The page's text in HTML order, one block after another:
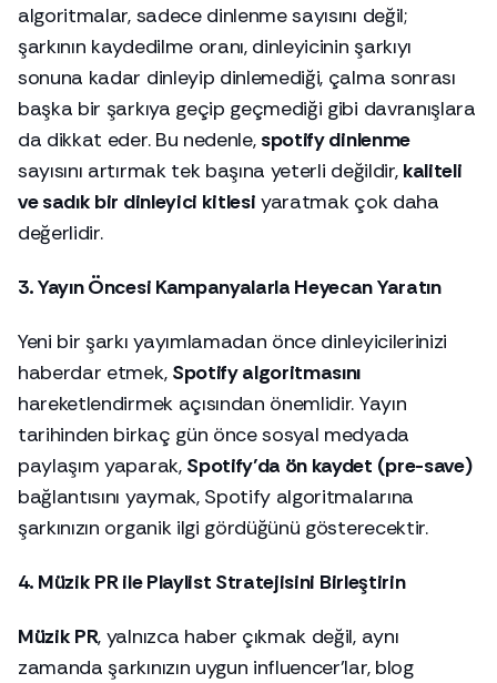
algoritmalar, sadece dinlenme sayısını değil;
şarkının kaydedilme oranı, dinleyicinin şarkıyı
sonuna kadar dinleyip dinlemediği, çalma sonrası
başka bir şarkıya geçip geçmediği gibi davranışlara
da dikkat eder. Bu nedenle, spotify dinlenme
sayısını artırmak tek başına yeterli değildir, kaliteli
ve sadık bir dinleyici kitlesi yaratmak çok daha
değerlidir.
3. Yayın Öncesi Kampanyalarla Heyecan Yaratın
Yeni bir şarkı yayımlamadan önce dinleyicilerinizi
haberdar etmek, Spotify algoritmasını
hareketlendirmek açısından önemlidir. Yayın
tarihinden birkaç gün önce sosyal medyada
paylaşım yaparak, Spotify’da ön kaydet (pre-save)
bağlantısını yaymak, Spotify algoritmalarına
şarkınızın organik ilgi gördüğünü gösterecektir.
4. Müzik PR ile Playlist Stratejisini Birleştirin
Müzik PR, yalnızca haber çıkmak değil, aynı
zamanda şarkınızın uygun influencer’lar, blog